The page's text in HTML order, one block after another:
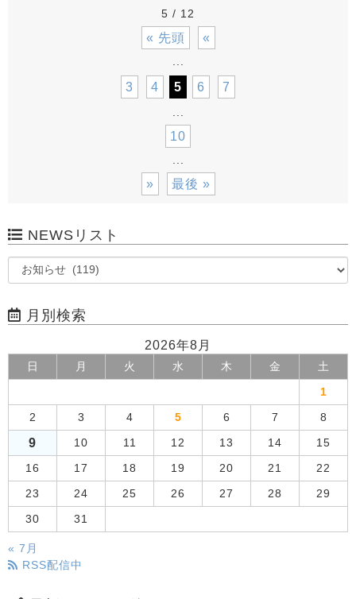
5 / 12
« 先頭 «
...
3 4 5 6 7
...
10
...
» 最後 »
NEWSリスト
月別検索
2026年8月
日 月 火 水 木 金 土
1
2 3 4 5 6 7 8
9 10 11 12 13 14 15
16 17 18 19 20 21 22
23 24 25 26 27 28 29
30 31
« 7月
RSS配信中